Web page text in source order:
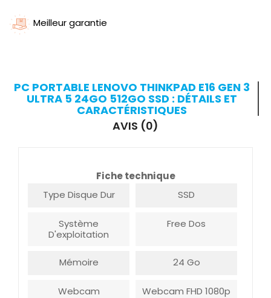
Meilleur garantie
PC PORTABLE LENOVO THINKPAD E16 GEN 3
ULTRA 5 24GO 512GO SSD : DÉTAILS ET
CARACTÉRISTIQUES
AVIS (0)
Fiche technique
Type Disque Dur
SSD
Système
D'exploitation
Free Dos
Mémoire 24 Go
Webcam Webcam FHD 1080p